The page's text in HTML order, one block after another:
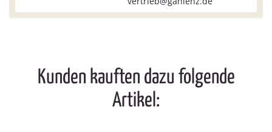
Kunden kauften dazu folgende
Artikel: